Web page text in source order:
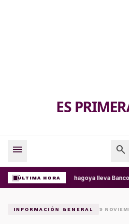
ES
menu search
ÚLTIMA HORARay Chagoya lleva
INFORMACIÓN GENERAL 9